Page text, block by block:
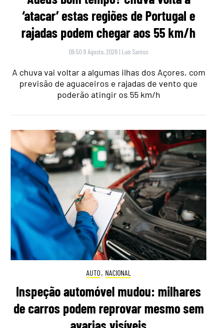
‘atacar’ estas regiões de Portugal e
rajadas podem chegar aos 55 km/h
09:50 9 Agosto, 2026 | Luís Santos
A chuva vai voltar a algumas ilhas dos Açores, com
previsão de aguaceiros e rajadas de vento que
poderão atingir os 55 km/h
AUTO, NACIONAL
Inspeção automóvel mudou: milhares
de carros podem reprovar mesmo sem